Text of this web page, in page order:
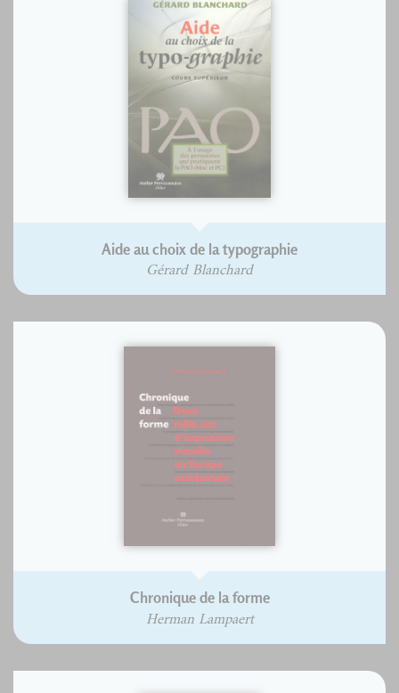
Aide au choix de la typographie
Gérard Blanchard
Chronique de la forme
Herman Lampaert